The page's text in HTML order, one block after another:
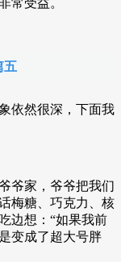
常受益。
五
依然很深，下面我
爷家，爷爷把我们
梅糖、巧克力、核
边想：“如果我前
变成了超大号胖